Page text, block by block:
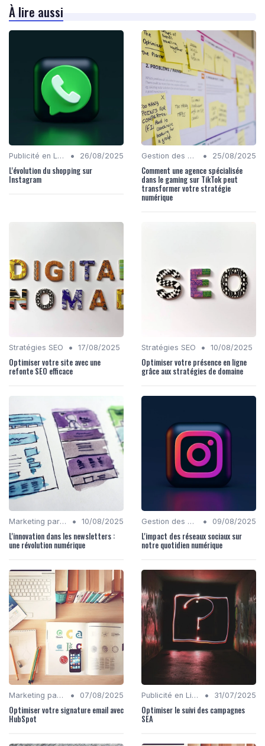
À lire aussi
Publicité en Ligne (PPC, Display) • 26/08/2025
L'évolution du shopping sur
Instagram
Gestion des Réseaux Sociaux • 25/08/2025
Comment une agence spécialisée
dans le gaming sur TikTok peut
transformer votre stratégie
numérique
Stratégies SEO • 17/08/2025
Optimiser votre site avec une
refonte SEO efficace
Stratégies SEO • 10/08/2025
Optimiser votre présence en ligne
grâce aux stratégies de domaine
Marketing par Email • 10/08/2025
L'innovation dans les newsletters :
une révolution numérique
Gestion des Réseaux Sociaux • 09/08/2025
L'impact des réseaux sociaux sur
notre quotidien numérique
Marketing par Email • 07/08/2025
Optimiser votre signature email avec
HubSpot
Publicité en Ligne (PPC, Display) • 31/07/2025
Optimiser le suivi des campagnes
SEA